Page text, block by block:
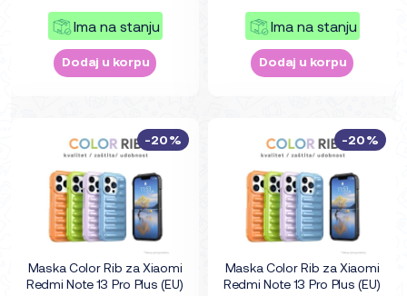
Ima na stanju
Dodaj u korpu
Ima na stanju
Dodaj u korpu
Maska Color Rib za Xiaomi
Redmi Note 13 Pro Plus (EU)
-20%
Maska Color Rib za Xiaomi
Redmi Note 13 Pro Plus (EU)
-20%